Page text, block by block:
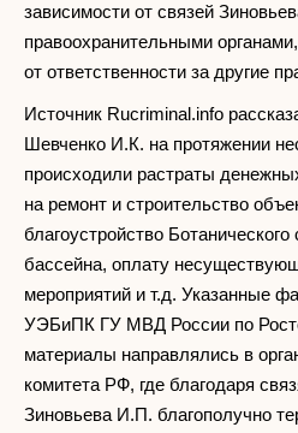
зависимости от связей
правоохранительными
от ответственности за другие
Источник Rucriminal.info
Шевченко И.К. на протяжении
происходили растраты
на ремонт и строительство
благоустройство
бассейна, оплату
мероприятий и т.д. Указанные
УЭБиПК ГУ МВД России по
материалы направлялись в
комитета РФ, где благодаря
Зиновьева И.П. благополучно